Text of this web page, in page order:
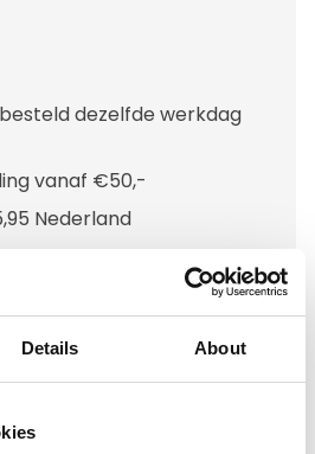
Details About
dezelfde werkdag
vanaf €50,-
Nederland
producten